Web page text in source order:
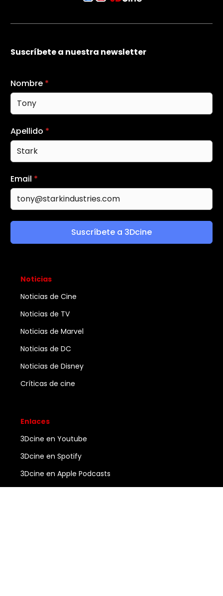
Suscríbete a nuestra newsletter
Nombre *
Apellido *
Email *
Suscríbete a 3Dcine
Noticias
Noticias de Cine
Noticias de TV
Noticias de Marvel
Noticias de DC
Noticias de Disney
Críticas de cine
Enlaces
3Dcine en Youtube
3Dcine en Spotify
3Dcine en Apple Podcasts